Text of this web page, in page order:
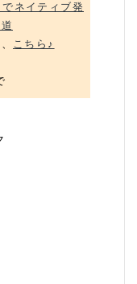
でネイティブ発
こちら♪